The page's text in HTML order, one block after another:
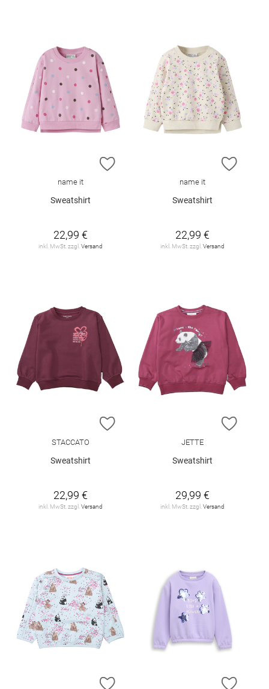
ZUR WUNSCHLISTE HINZUFÜGEN
name it
Sweatshirt
22,99 €
inkl. MwSt. zzgl. Versand
ZUR
name it
Sweatshirt
22,99 €
inkl. MwSt. zzgl. Versand
ZUR WUNSCHLISTE HINZUFÜGEN
STACCATO
Sweatshirt
22,99 €
inkl. MwSt. zzgl. Versand
ZUR
JETTE
Sweatshirt
29,99 €
inkl. MwSt. zzgl. Versand
ZUR WUNSCHLISTE HINZUFÜGEN
ZUR